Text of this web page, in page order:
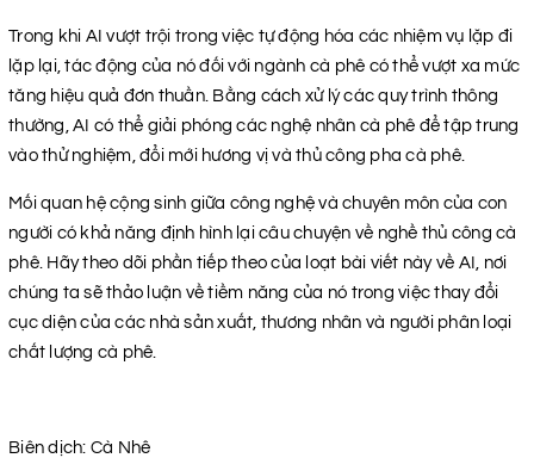
Trong khi AI vượt trội trong việc tự động hóa các nhiệm vụ lặp đi
lặp lại, tác động của nó đối với ngành cà phê có thể vượt xa mức
tăng hiệu quả đơn thuần. Bằng cách xử lý các quy trình thông
thường, AI có thể giải phóng các nghệ nhân cà phê để tập trung
vào thử nghiệm, đổi mới hương vị và thủ công pha cà phê.
Mối quan hệ cộng sinh giữa công nghệ và chuyên môn của con
người có khả năng định hình lại câu chuyện về nghề thủ công cà
phê. Hãy theo dõi phần tiếp theo của loạt bài viết này về AI, nơi
chúng ta sẽ thảo luận về tiềm năng của nó trong việc thay đổi
cục diện của các nhà sản xuất, thương nhân và người phân loại
chất lượng cà phê.
Biên dịch: Cà Nhê